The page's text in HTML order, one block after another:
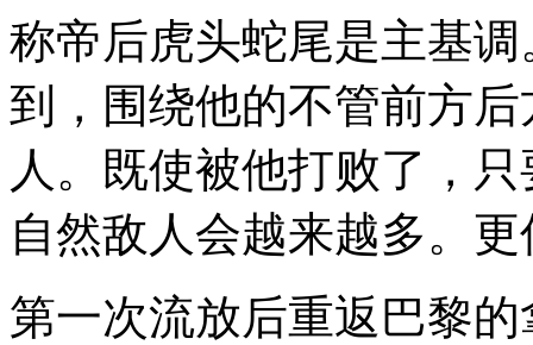
称帝后虎头蛇尾是主基
到，围绕他的不管前方
人。既使被他打败了，
自然敌人会越来越多。
第一次流放后重返巴黎